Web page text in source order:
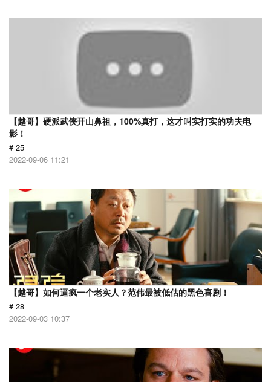
【越哥】硬派武侠开山鼻祖，100%真打，这才叫实打实的功夫电
影！
# 25
2022-09-06 11:21
【越哥】如何逼疯一个老实人？范伟最被低估的黑色喜剧！
# 28
2022-09-03 10:37